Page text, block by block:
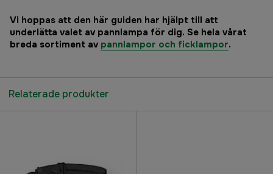
Vi hoppas att den här guiden har hjälpt till att
underlätta valet av pannlampa för dig. Se hela vårat
breda sortiment av pannlampor och ficklampor.
Relaterade produkter